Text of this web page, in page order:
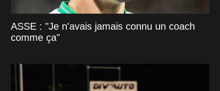
ASSE : "Je n'avais jamais connu un coach
comme ça"